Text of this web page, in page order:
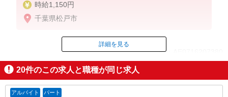
時給1,150円
千葉県松戸市
ID：AE0716207380
掲載期間終了
詳細を見る
20件のこの求人と職種が同じ求人
アルバイト パート